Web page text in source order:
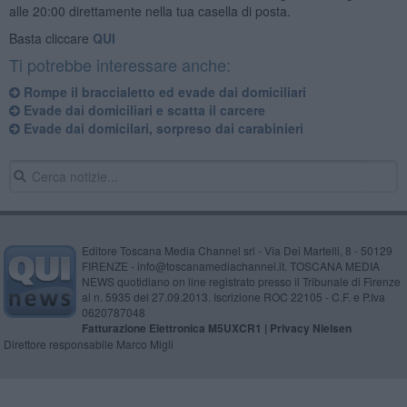
alle 20:00 direttamente nella tua casella di posta.
Basta cliccare QUI
Ti potrebbe interessare anche:
Rompe il braccialetto ed evade dai domiciliari
Evade dai domiciliari e scatta il carcere
Evade dai domicilari, sorpreso dai carabinieri
Editore Toscana Media Channel srl - Via Dei Martelli, 8 - 50129
FIRENZE - info@toscanamediachannel.it. TOSCANA MEDIA
NEWS quotidiano on line registrato presso il Tribunale di Firenze
al n. 5935 del 27.09.2013. Iscrizione ROC 22105 - C.F. e P.Iva
0620787048
Fatturazione Elettronica M5UXCR1 | Privacy Nielsen
Direttore responsabile Marco Migli